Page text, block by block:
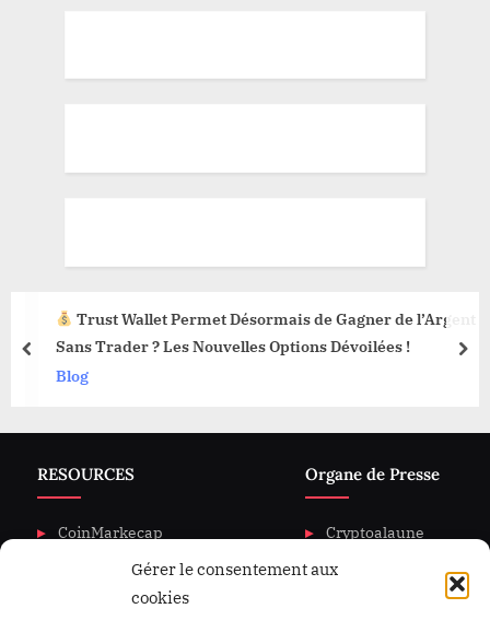
Gérer le consentement aux
cookies
Trust Wallet Permet Désormais de Gagner de l’Argent
Sans Trader ? Les Nouvelles Options Dévoilées !
Blog
prev
RESOURCES
CoinMarkecap
CoinGecKo
Intigration & API
Organe de Presse
Cryptoalaune
A propos de nous